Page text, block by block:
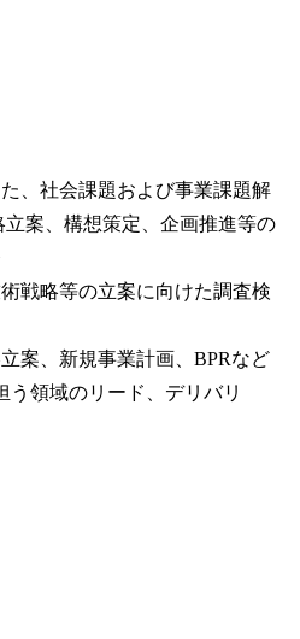
、社会課題および事業課題解
案、構想策定、企画推進等の
戦略等の立案に向けた調査検
案、新規事業計画、BPRなど
う領域のリード、デリバリ